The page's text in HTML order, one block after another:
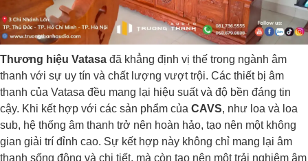
Thương hiệu Vatasa đã khẳng định vị thế trong ngành âm
thanh với sự uy tín và chất lượng vượt trội. Các thiết bị âm
thanh của Vatasa đều mang lại hiệu suất và độ bền đáng tin
cậy. Khi kết hợp với các sản phẩm của CAVS, như loa và loa
sub, hệ thống âm thanh trở nên hoàn hảo, tạo nên một không
gian giải trí đỉnh cao. Sự kết hợp này không chỉ mang lại âm
thanh sống động và chi tiết, mà còn tạo nên một trải nghiệm âm